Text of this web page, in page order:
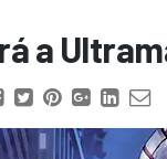
a